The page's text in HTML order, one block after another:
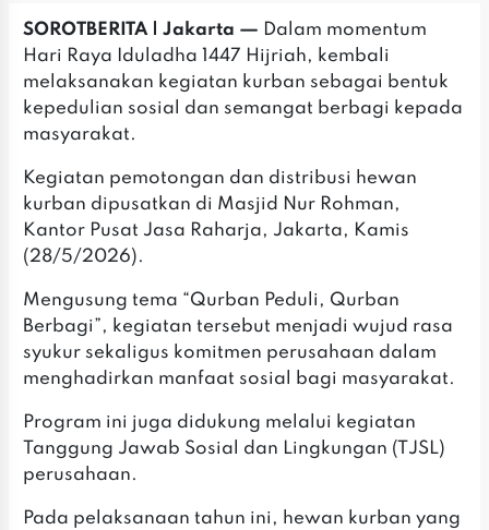
SOROTBERITA | Jakarta — Dalam momentum
Hari Raya Iduladha 1447 Hijriah, kembali
melaksanakan kegiatan kurban sebagai bentuk
kepedulian sosial dan semangat berbagi kepada
masyarakat.
‎Kegiatan pemotongan dan distribusi hewan
kurban dipusatkan di Masjid Nur Rohman,
Kantor Pusat Jasa Raharja, Jakarta, Kamis
(28/5/2026).
‎‎Mengusung tema “Qurban Peduli, Qurban
Berbagi”, kegiatan tersebut menjadi wujud rasa
syukur sekaligus komitmen perusahaan dalam
menghadirkan manfaat sosial bagi masyarakat.
‎‎Program ini juga didukung melalui kegiatan
Tanggung Jawab Sosial dan Lingkungan (TJSL)
perusahaan.
‎‎Pada pelaksanaan tahun ini, hewan kurban yang